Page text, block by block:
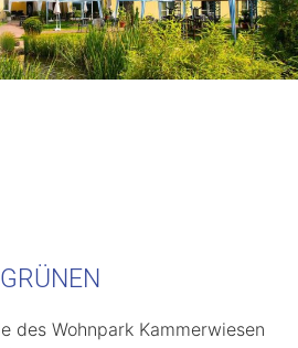
des Wohnpark Kammerwiesen